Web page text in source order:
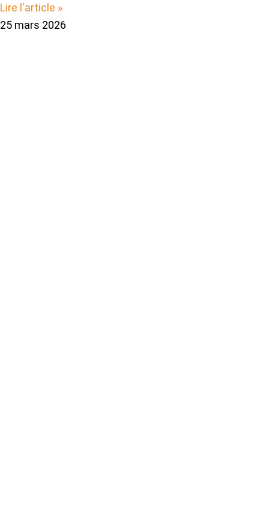
Lire l'article »
25 mars 2026